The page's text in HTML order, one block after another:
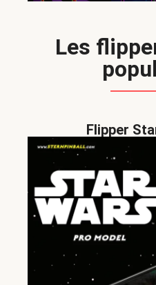
Les
Flipper